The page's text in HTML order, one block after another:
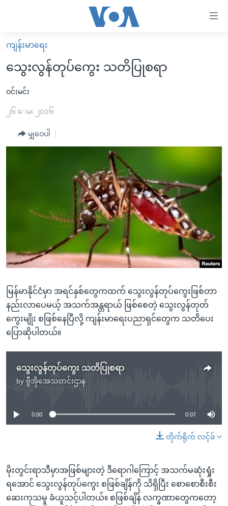
လွယ်ကူ
စေ
များ
အကြောင်းအရာ
စာမျက်နှာ
ကျော်
ကြည့်
ရန်
ရှာဖွေ
နေရာ
ကျော်
မူလစာမျက်နှာ
မြန်မာ
ကမ္ဘာ့သတင်းများ
နိုင်ငံတကာ
တရုတ်
ဗွီဒီယို
ရပ်ဝန်းတခု လမ်းတခု အလွန်
အမေရိကန်သုံးအီဒီယံ
မကြေးမုံရဲ့ အင်္ဂလိပ်စာ
ရုပ်ရှင်ထဲက အင်္ဂလိပ်စာ
သုတပဒေသာ အင်္ဂလိပ်စာ
အပတ်စဉ်ကဏ္ဍများ
ရေဒီယိုနှင့်ရုပ်သံ အချက်အလက်များ
ရေဒီယို/တီဗွီအစီအစဉ်
Learning English
ဘာသာစကားများ
ကျန်းမာရေး
သွေးလွန်တုပ်ကွေး သတိပြုစရာ
ဝင်းမင်း
၂၆ ေမ၊ ၂၀၁၆
မျှဝေပါ
မြန်မာနိုင်ငံမှာ အရင်နှစ်တွေကထက် သွေးလွန်တုပ်ကွေးဖြစ်တာ
နည်းလာပေမယ့် အသက်အန္တရာယ် ဖြစ်စေတဲ့ သွေးလွန်တုတ်
ကွေးမျိုး စဖြစ်နေပြီလို့ ကျန်းမာရေးပညာရှင်တွေက သတိပေး
ပြောဆိုပါတယ်။
သွေးလွန်တုပ်ကွေး သတိပြုစရာ
by ဗွီအိုအေသတင်းဌာန
No media source currently available
0:00 0:07
တိုက်ရိုက် လင့်ခ်
မိုးတွင်းရာသီမှာအဖြစ်များတဲ့ ဒီရောဂါကြောင့် အသက်မဆုံးရှုံး
ရအောင် သွေးလွန်တုပ်ကွေး စဖြစ်ချိန်ကို သိရှိပြီး စောစောစီးစီး
ဆေးကုသမှု ခံယူသင့်ပါတယ်။ စဖြစ်ချိန် လက္ခဏာတွေကတော့